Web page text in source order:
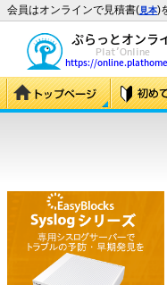
会員はオンラインで見積書(見本)